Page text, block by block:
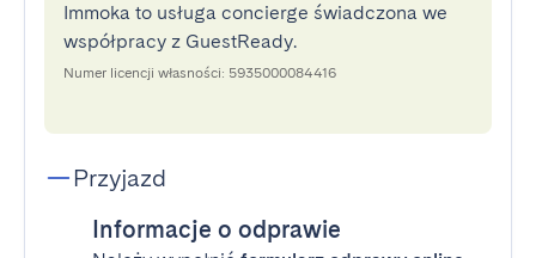
Immoka to usługa concierge świadczona we
współpracy z GuestReady.
Numer licencji własności: 5935000084416
Przyjazd
Informacje o odprawie